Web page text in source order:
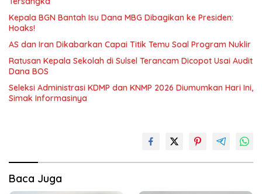
Kepala BGN Bantah Isu Dana MBG Dibagikan ke Presiden:
Hoaks!
AS dan Iran Dikabarkan Capai Titik Temu Soal Program Nuklir
Ratusan Kepala Sekolah di Sulsel Terancam Dicopot Usai Audit
Dana BOS
Seleksi Administrasi KDMP dan KNMP 2026 Diumumkan Hari Ini,
Simak Informasinya
Baca Juga